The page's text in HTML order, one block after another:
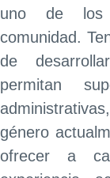
uno de los
comunidad.
de
permitan
género
ofrecer a